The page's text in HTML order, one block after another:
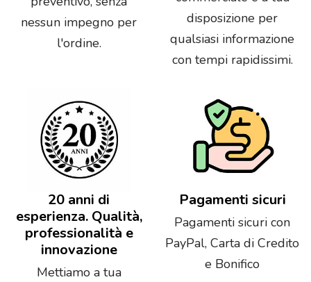
nessun impegno per
l'ordine.
disposizione per
qualsiasi informazione
con tempi rapidissimi.
20 anni di
esperienza. Qualità,
professionalità e
innovazione
Mettiamo a tua
Pagamenti sicuri
Pagamenti sicuri con
PayPal, Carta di Credito
e Bonifico